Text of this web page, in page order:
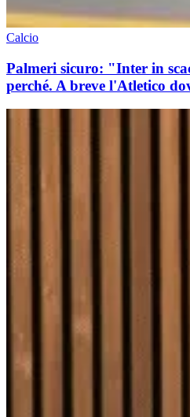
Calcio
Palmeri sicuro: "Inter in
perché. A breve l'Atletico